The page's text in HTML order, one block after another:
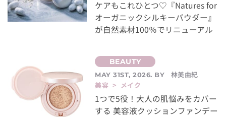
ケアもこれひとつ♡『Natures for
オーガニックシルキーパウダー』
が自然素材100％でリニューアル
MAY 31ST, 2026. BY
林美由紀
美容 > メイク
1つで5役！大人の肌悩みをカバー
する 美容液クッションファンデー